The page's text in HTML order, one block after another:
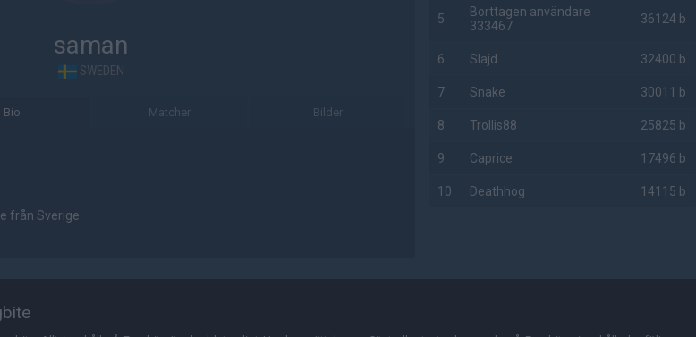
saman
SWEDEN
Bio Matcher Bilder
från Sverige.
5
Borttagen användare
333467
36124 b
6 Slajd 32400 b
7 Snake 30011 b
8 Trollis88 25825 b
9 Caprice 17496 b
10 Deathhog 14115 b